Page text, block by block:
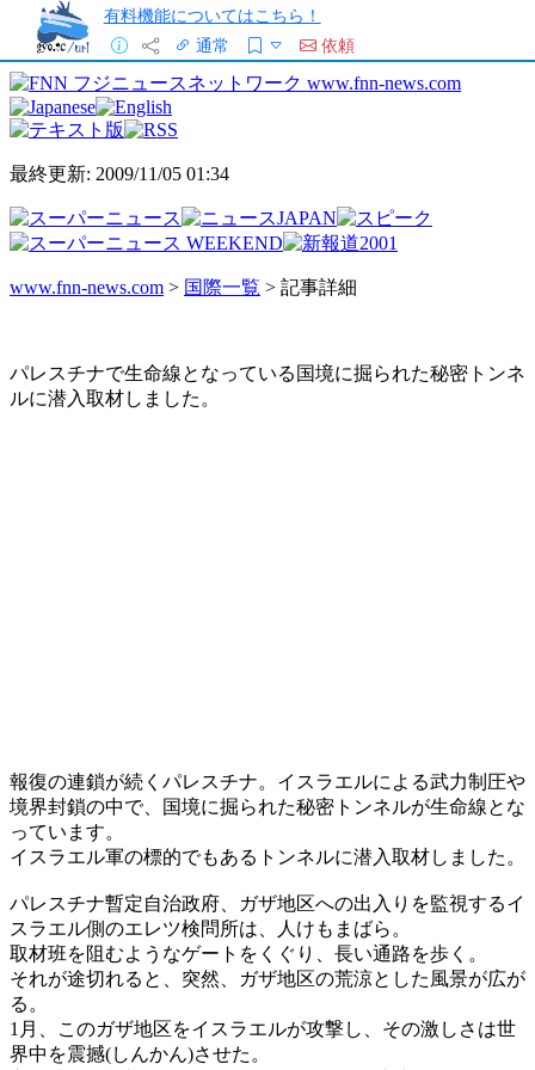
有料機能についてはこちら！
通常
依頼